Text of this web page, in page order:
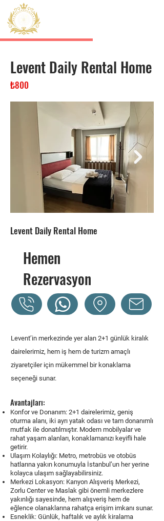
Levent Daily Rental Home
₺800
Levent Daily Rental Home
Hemen
Rezervasyon
Levent’in merkezinde yer alan 2+1 günlük kiralık
dairelerimiz, hem iş hem de turizm amaçlı
ziyaretçiler için mükemmel bir konaklama
seçeneği sunar.
Avantajları:
Konfor ve Donanım: 2+1 dairelerimiz, geniş
oturma alanı, iki ayrı yatak odası ve tam donanımlı
mutfak ile donatılmıştır. Modern mobilyalar ve
rahat yaşam alanları, konaklamanızı keyifli hale
getirir.
Ulaşım Kolaylığı: Metro, metrobüs ve otobüs
hatlarına yakın konumuyla İstanbul’un her yerine
kolayca ulaşım sağlayabilirsiniz.
Merkezi Lokasyon: Kanyon Alışveriş Merkezi,
Zorlu Center ve Maslak gibi önemli merkezlere
yakınlığı sayesinde, hem alışveriş hem de
eğlence olanaklarına rahatça erişim imkanı sunar.
Esneklik: Günlük, haftalık ve aylık kiralama